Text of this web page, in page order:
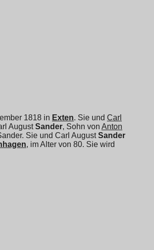
1818 in Exten. Sie und Carl
August Sander, Sohn von Anton
Sie und Carl August Sander
, im Alter von 80. Sie wird